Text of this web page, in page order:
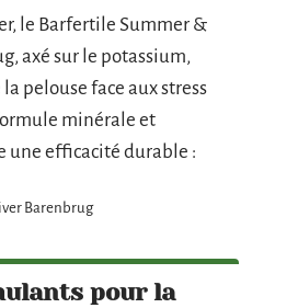
le Barfertile Summer &
axé sur le potassium,
pelouse face aux stress
minérale et
une efficacité durable :
Barenbrug
pour la